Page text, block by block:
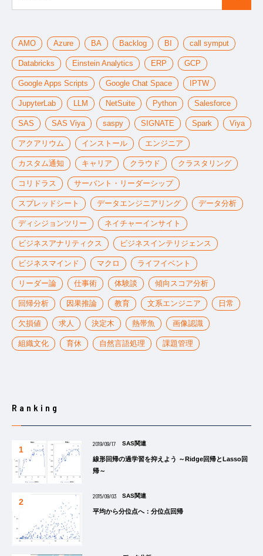
AMO Azure BA Backlog BI call symput
Databricks Einstein Analytics ERP GCP
Google Apps Scripts Google Chat Space IPTW
JupyterLab LLM NetSuite Python Salesforce
SAS SAS Viya saspy SIGNATE Spark Viya
アクアリウム インストール エンジニア
カスタム通知 キャリア クラウド クラスタリング
コリドラス サーバント・リーダーシップ
スプレッドシート データエンジニアリング データ分析
ディシジョンツリー ネイチャーインサイト
ビジネスアナリティクス ビジネスインテリジェンス
ビジネスマインド マクロ ライフイベント
リーダー論 仕事術 体験談 傾向スコア分析
回帰分析 因果推論 教育 文系エンジニア 日常
欠損値 求人 決定木 熱帯魚 画像認識
組織文化 育休 自然言語処理 課題管理
Ranking
2019/09/17 SAS関連
線形回帰の過学習を抑えよう ～Ridge回帰とLasso回
帰～
2015/09/03 SAS関連
平均から分位点へ：分位点回帰